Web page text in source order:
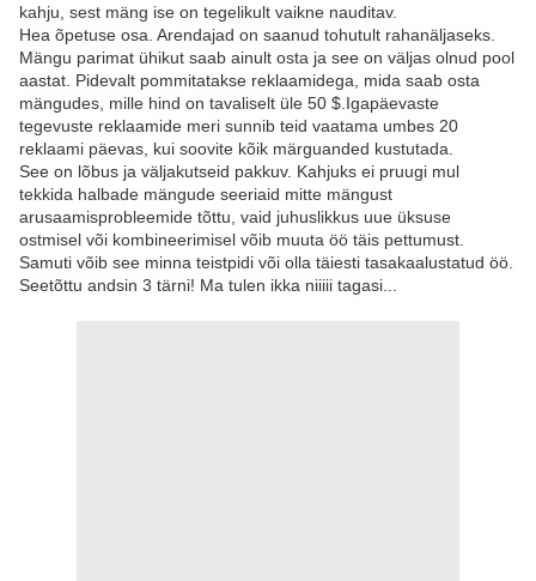
kahju, sest mäng ise on tegelikult vaikne nauditav.
Hea õpetuse osa. Arendajad on saanud tohutult rahanäljaseks.
Mängu parimat ühikut saab ainult osta ja see on väljas olnud pool
aastat. Pidevalt pommitatakse reklaamidega, mida saab osta
mängudes, mille hind on tavaliselt üle 50 $.Igapäevaste
tegevuste reklaamide meri sunnib teid vaatama umbes 20
reklaami päevas, kui soovite kõik märguanded kustutada.
See on lõbus ja väljakutseid pakkuv. Kahjuks ei pruugi mul
tekkida halbade mängude seeriaid mitte mängust
arusaamisprobleemide tõttu, vaid juhuslikkus uue üksuse
ostmisel või kombineerimisel võib muuta öö täis pettumust.
Samuti võib see minna teistpidi või olla täiesti tasakaalustatud öö.
Seetõttu andsin 3 tärni! Ma tulen ikka niiiii tagasi...